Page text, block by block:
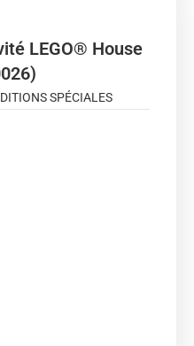
LEGO® House
SPÉCIALES